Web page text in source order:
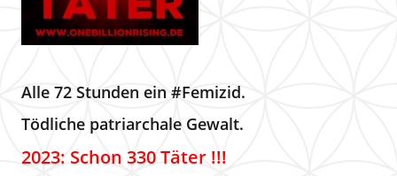
Alle 72 Stunden ein #Femizid.
Tödliche patriarchale Gewalt.
2023: Schon 330 Täter !!!